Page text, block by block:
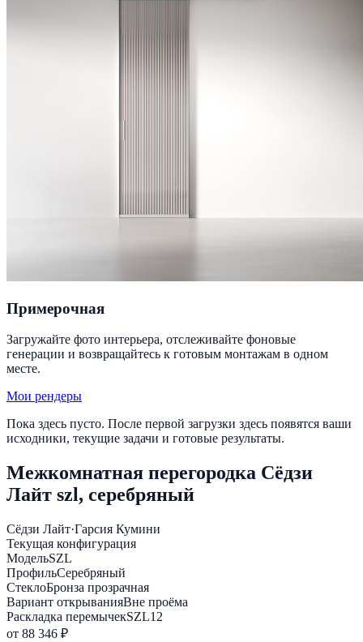
Примерочная
Загружайте фото интерьера, отслеживайте фоновые
генерации и возвращайтесь к готовым монтажам в одном
месте.
Мои рендеры
Пока здесь пусто. После первой загрузки здесь появятся ваши
исходники, текущие задачи и готовые результаты.
Межкомнатная перегородка Сёдзи
Лайт szl, серебряный
Сёдзи Лайт·Гарсия Кумини
Текущая конфигурация
МодельSZL
ПрофильСеребряный
СтеклоБронза прозрачная
Вариант открыванияВне проёма
Раскладка перемычекSZL12
от 88 346 ₽